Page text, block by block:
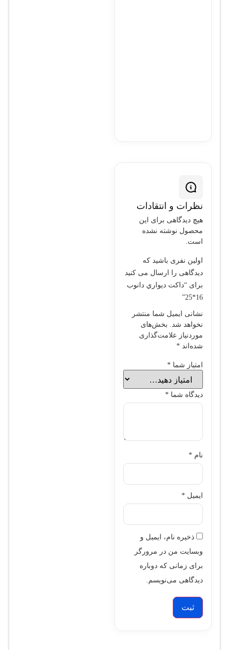
نظرات و انتقادات
هیچ دیدگاهی برای این
محصول نوشته نشده
است.
اولین نفری باشید که
دیدگاهی را ارسال می کنید
برای “داکت ديواري دانوب
16*25”
نشانی ایمیل شما منتشر
نخواهد شد. بخش‌های
موردنیاز علامت‌گذاری
شده‌اند *
امتیاز شما *
دیدگاه شما *
نام *
ایمیل *
ذخیره نام، ایمیل و
وبسایت من در مرورگر
برای زمانی که دوباره
دیدگاهی می‌نویسم.